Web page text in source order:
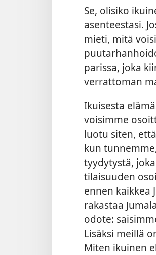
Se, olisiko
asenteestasi.
mieti, mitä
parissa, joka
verrattoman
Ikuisesta
voisimme
luotu siten,
kun
tyydytystä,
tilaisuuden
ennen kaikkea
rakastaa
odote:
Lisäksi meillä
Miten ikuinen